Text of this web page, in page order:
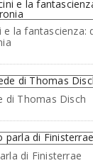
e la fantascienza:
di Thomas Disch
di Finisterrae